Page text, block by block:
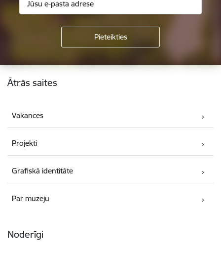
Kājene
Ātrās saites
Vakances
Projekti
Grafiskā identitāte
Par muzeju
Noderīgi